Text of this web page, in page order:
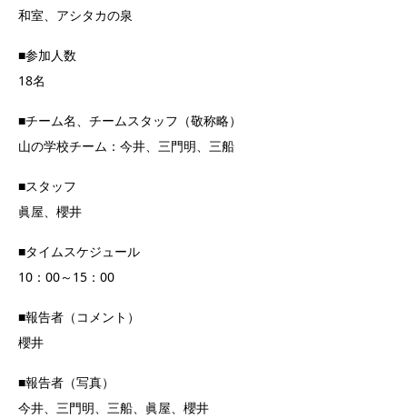
和室、アシタカの泉
■参加人数
18名
■チーム名、チームスタッフ（敬称略）
山の学校チーム：今井、三門明、三船
■スタッフ
眞屋、櫻井
■タイムスケジュール
10：00～15：00
■報告者（コメント）
櫻井
■報告者（写真）
今井、三門明、三船、眞屋、櫻井